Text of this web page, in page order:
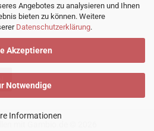
Angebotes zu analysieren und Ihnen
bieten zu können. Weitere
Datenschutzerklärung.
Akzeptieren
Notwendige
Informationen